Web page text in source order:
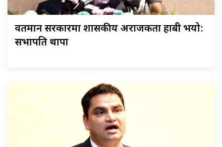
वर्तमान सरकारमा शासकीय अराजकता हाबी भयो:
सभापति थापा